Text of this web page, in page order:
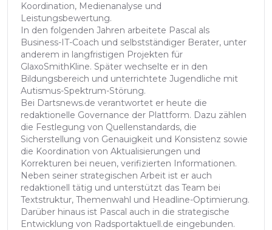
Koordination, Medienanalyse und
Leistungsbewertung.
In den folgenden Jahren arbeitete Pascal als
Business-IT-Coach und selbstständiger Berater, unter
anderem in langfristigen Projekten für
GlaxoSmithKline. Später wechselte er in den
Bildungsbereich und unterrichtete Jugendliche mit
Autismus-Spektrum-Störung.
Bei Dartsnews.de verantwortet er heute die
redaktionelle Governance der Plattform. Dazu zählen
die Festlegung von Quellenstandards, die
Sicherstellung von Genauigkeit und Konsistenz sowie
die Koordination von Aktualisierungen und
Korrekturen bei neuen, verifizierten Informationen.
Neben seiner strategischen Arbeit ist er auch
redaktionell tätig und unterstützt das Team bei
Textstruktur, Themenwahl und Headline-Optimierung.
Darüber hinaus ist Pascal auch in die strategische
Entwicklung von Radsportaktuell.de eingebunden.